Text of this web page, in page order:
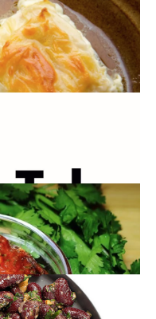
приготовления